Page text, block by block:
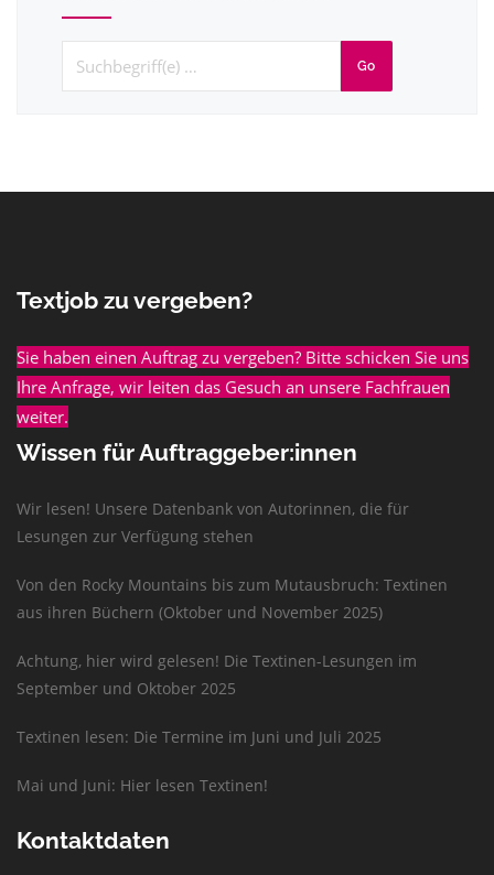
Go
Textjob zu vergeben?
Sie haben einen Auftrag zu vergeben? Bitte schicken Sie uns
Ihre Anfrage, wir leiten das Gesuch an unsere Fachfrauen
weiter.
Wissen für Auftraggeber:innen
Wir lesen! Unsere Datenbank von Autorinnen, die für
Lesungen zur Verfügung stehen
Von den Rocky Mountains bis zum Mutausbruch: Textinen
aus ihren Büchern (Oktober und November 2025)
Achtung, hier wird gelesen! Die Textinen-Lesungen im
September und Oktober 2025
Textinen lesen: Die Termine im Juni und Juli 2025
Mai und Juni: Hier lesen Textinen!
Kontaktdaten